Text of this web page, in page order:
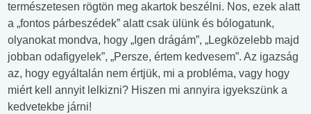
természetesen rögtön meg akartok beszélni. Nos, ezek alatt
a „fontos párbeszédek” alatt csak ülünk és bólogatunk,
olyanokat mondva, hogy „Igen drágám”, „Legközelebb majd
jobban odafigyelek”, „Persze, értem kedvesem”. Az igazság
az, hogy egyáltalán nem értjük, mi a probléma, vagy hogy
miért kell annyit lelkizni? Hiszen mi annyira igyekszünk a
kedvetekbe járni!